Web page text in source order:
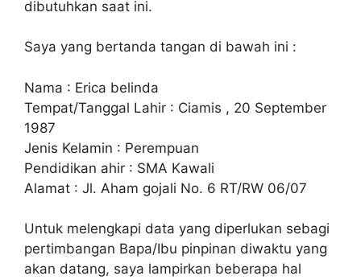
dibutuhkan saat ini.
Saya yang bertanda tangan di bawah ini :
Nama : Erica belinda
Tempat/Tanggal Lahir : Ciamis , 20 September
1987
Jenis Kelamin : Perempuan
Pendidikan ahir : SMA Kawali
Alamat : Jl. Aham gojali No. 6 RT/RW 06/07
Untuk melengkapi data yang diperlukan sebagi
pertimbangan Bapa/Ibu pinpinan diwaktu yang
akan datang, saya lampirkan beberapa hal